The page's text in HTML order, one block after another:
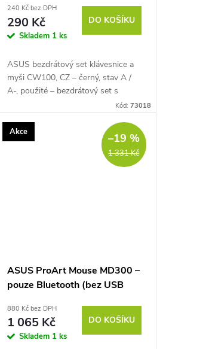
240 Kč bez DPH
290 Kč
Skladem 1 ks
DO KOŠÍKU
ASUS bezdrátový set klávesnice a
myši CW100, CZ – černý, stav A /
A-, použité – bezdrátový set s
připojením přes společný 2,4 GHz
klávesnice, tichá...
Kód: 73018
Akce
1 331 Kč
–19 %
ASUS ProArt Mouse MD300 –
pouze Bluetooth (bez USB
880 Kč bez DPH
1 065 Kč
Skladem 1 ks
DO KOŠÍKU